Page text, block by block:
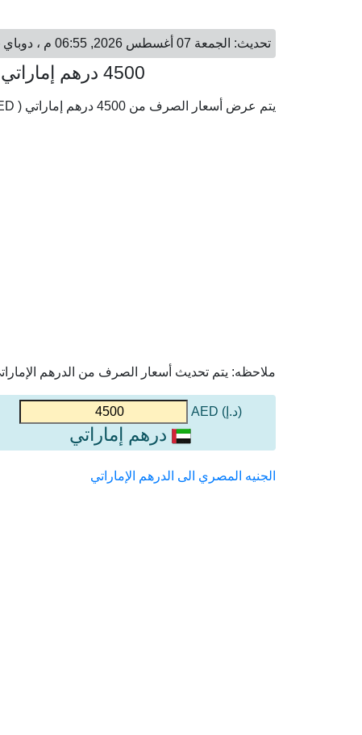
تحديث: الجمعة 07 أغسطس 2026, 06:55 م ، دوباي - الجمعة 07 أغسطس 2026, 05:55 م ، القاهرة
4500 درهم إماراتي = 60,995.89 جنيه مصري
يتم عرض أسعار الصرف من 4500 درهم إماراتي ( AED) إلى الجنيه المصري ( EGP) وفقا لأحدث أسعار الصرف.
ملاحظه: يتم تحديث أسعار الصرف من الدرهم
(د.إ) AED
درهم إماراتي
الجنيه المصري الى الدرهم الإماراتي